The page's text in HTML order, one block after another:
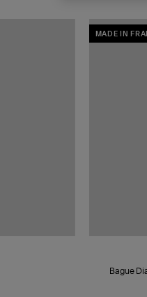
MADE IN
Bague